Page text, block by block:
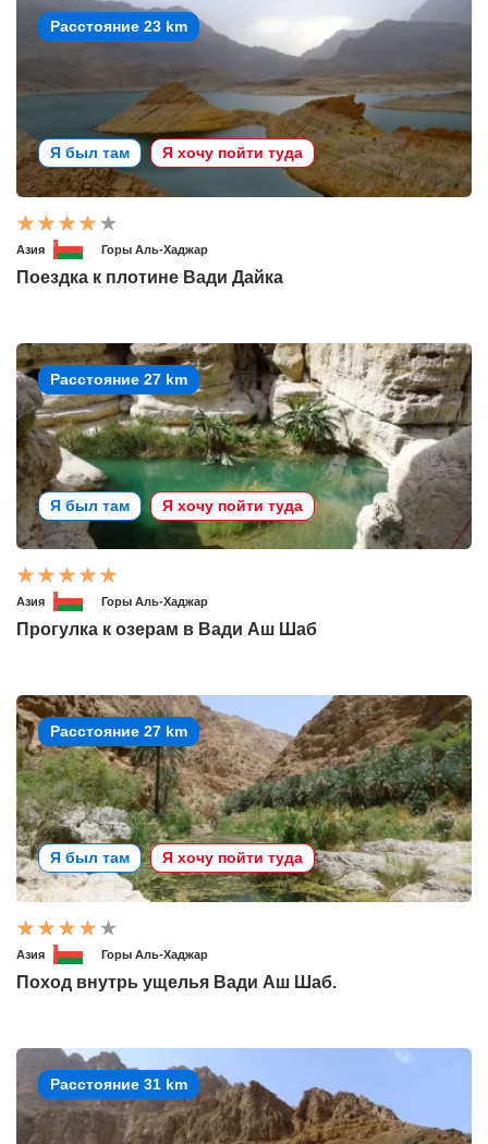
Расстояние 23 km
Я был там Я хочу пойти туда
Азия Горы Аль-Хаджар
Поездка к плотине Вади Дайка
Расстояние 27 km
Я был там Я хочу пойти туда
Азия Горы Аль-Хаджар
Прогулка к озерам в Вади Аш Шаб
Расстояние 27 km
Я был там Я хочу пойти туда
Азия Горы Аль-Хаджар
Поход внутрь ущелья Вади Аш Шаб.
Расстояние 31 km